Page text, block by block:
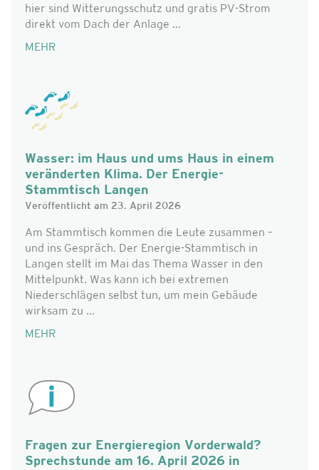
hier sind Witterungsschutz und gratis PV-Strom
direkt vom Dach der Anlage ...
MEHR
Wasser: im Haus und ums Haus in einem
veränderten Klima. Der Energie-
Stammtisch Langen
Veröffentlicht am 23. April 2026
Am Stammtisch kommen die Leute zusammen –
und ins Gespräch. Der Energie-Stammtisch in
Langen stellt im Mai das Thema Wasser in den
Mittelpunkt. Was kann ich bei extremen
Niederschlägen selbst tun, um mein Gebäude
wirksam zu ...
MEHR
Fragen zur Energieregion Vorderwald?
Sprechstunde am 16. April 2026 in